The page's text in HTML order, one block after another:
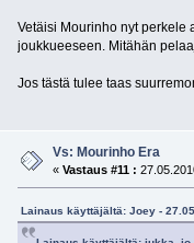
Vetäisi Mourinho nyt perkele
joukkueeseen. Mitähän
Jos tästä tulee taas
Vs: Mourinho Era
«Vastaus #11 :
Lainaus käyttäjältä: Joey -